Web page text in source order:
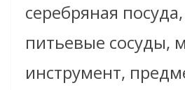
серебряная
питьевые сосуды,
инструмент,